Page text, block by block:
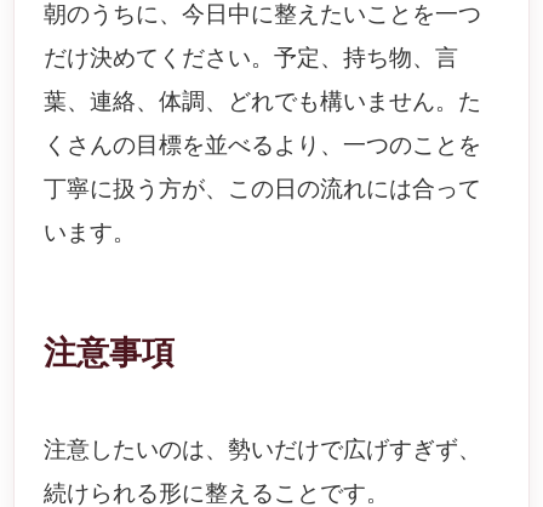
朝のうちに、今日中に整えたいことを一つ
だけ決めてください。予定、持ち物、言
葉、連絡、体調、どれでも構いません。た
くさんの目標を並べるより、一つのことを
丁寧に扱う方が、この日の流れには合って
います。
注意事項
注意したいのは、勢いだけで広げすぎず、
続けられる形に整えることです。